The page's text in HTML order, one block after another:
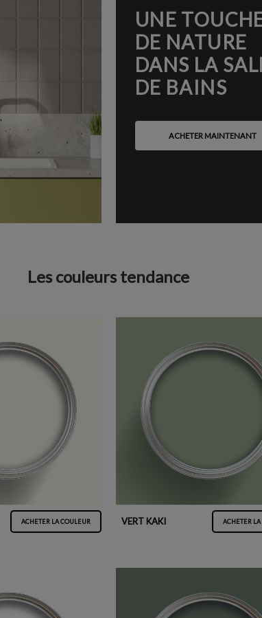
UNE
DE NATURE
DANS LA
DE BAINS
ACHETER MAINTENANT
Les couleurs tendance
ACHETER LA COULEUR VERT KAKI ACHETER